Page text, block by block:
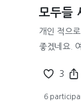
모두들
개인 적으
좋겠네요.
3
6